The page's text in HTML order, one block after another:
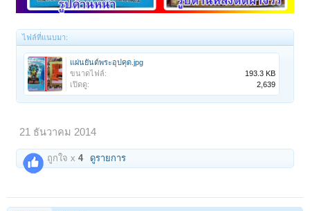
ไฟล์ที่แนบมา:
แผ่นยันต์พระอุปคุต.jpg
ขนาดไฟล์:
193.3 KB
เปิดดู:
2,639
21 ธันวาคม 2014
ถูกใจ x4 ดูรายการ